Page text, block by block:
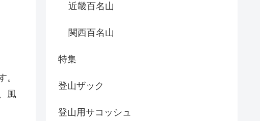
。
風
近畿百名山
関西百名山
特集
登山ザック
登山用サコッシュ